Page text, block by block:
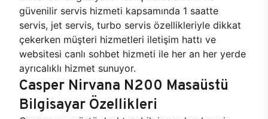
güvenilir servis hizmeti kapsamında 1 saatte
servis, jet servis, turbo servis özellikleriyle dikkat
çekerken müşteri hizmetleri iletişim hattı ve
websitesi canlı sohbet hizmeti ile her an her yerde
ayrıcalıklı hizmet sunuyor.
Casper Nirvana N200 Masaüstü
Bilgisayar Özellikleri